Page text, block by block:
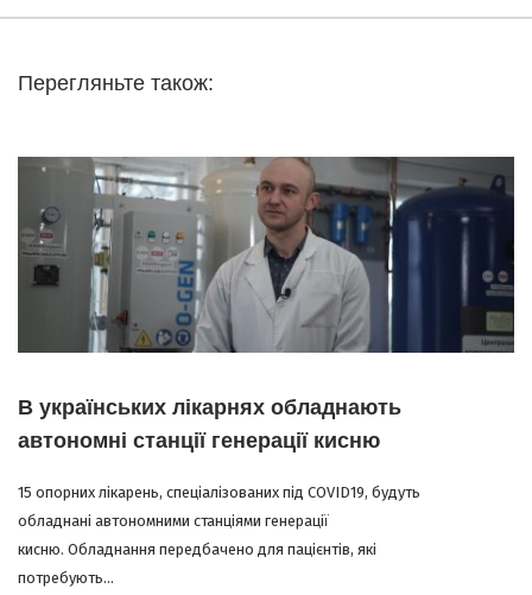
Перегляньте також:
В українських лікарнях обладнають
автономні станції генерації кисню
15 опорних лікарень, спеціалізованих під COVID19, будуть
обладнані автономними станціями генерації
кисню. Обладнання передбачено для пацієнтів, які
потребують...